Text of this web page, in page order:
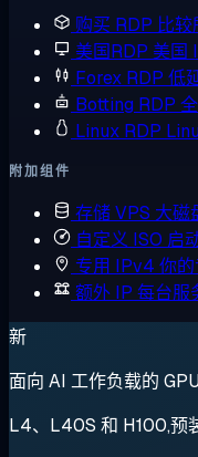
购买 RDP 比
美国RDP 美国
Forex RDP 低
Botting RDP
Linux RDP
附加组件
存储 VPS 大磁
自定义 ISO 启
专用 IPv4 你
额外 IP 每台服
新
面向 AI 工作负载的
L4、L40S 和 H100,预